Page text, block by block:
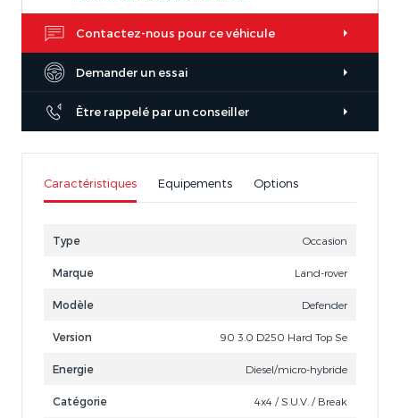
Contactez-nous pour ce véhicule
Demander un essai
Être rappelé par un conseiller
Caractéristiques Equipements Options
Type Occasion
Marque Land-rover
Modèle Defender
Version 90 3.0 D250 Hard Top Se
Energie Diesel/micro-hybride
Catégorie 4x4 / S.U.V. / Break